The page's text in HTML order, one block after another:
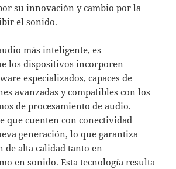
su innovación y cambio por la
el sonido.
más inteligente, es
los dispositivos incorporen
especializados, capaces de
avanzadas y compatibles con los
de procesamiento de audio.
que cuenten con conectividad
generación, lo que garantiza
alta calidad tanto en
en sonido. Esta tecnología resulta